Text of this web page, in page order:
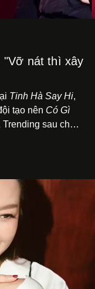
"Vỡ nát thì xây
Tinh Hà Say Hi,
tạo nên Có Gì
sau chưa
đội. Với nam